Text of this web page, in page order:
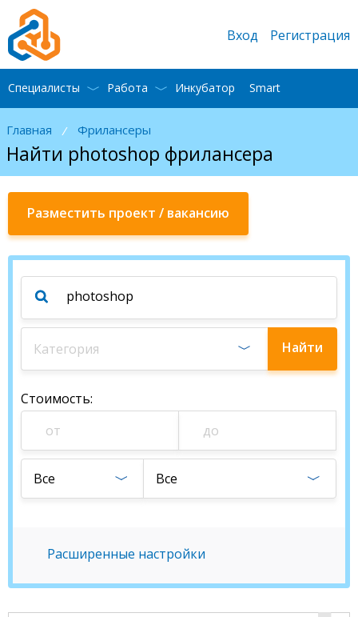
Главная / Фрилансеры
Найти photoshop фрилансера
Разместить проект / вакансию
Категория Найти
Стоимость:
Все Все
Расширенные настройки
Вход Регистрация
Специалисты Работа Инкубатор Smart